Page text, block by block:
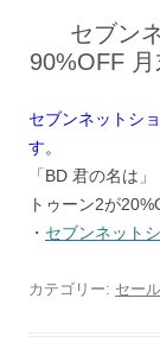
セブン
90%OFF 月
セブンネットシ
す。
「BD 君の名は
トゥーン2が
・ セブンネット
カテゴリー: セール